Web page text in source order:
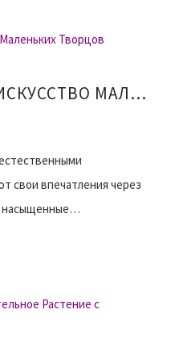
ДЕТСКИЕ РИСУНКИ ИСКУССТВО МАЛЕНЬКИХ ТВОРЦОВ
свои впечатления через
насыщенные…